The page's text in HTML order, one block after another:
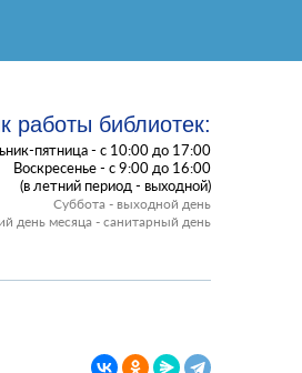
работы библиотек:
пятница - с 10:00 до 17:00
Воскресенье - с 9:00 до 16:00
(в летний период - выходной)
Суббота - выходной день
день месяца - санитарный день